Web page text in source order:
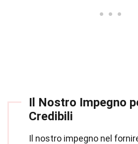
Il Nostro Impegno
Credibili
Il nostro impegno nel